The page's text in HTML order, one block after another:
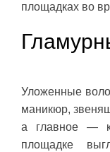
площадках во
Уложенные
маникюр,
а главное —
площадке